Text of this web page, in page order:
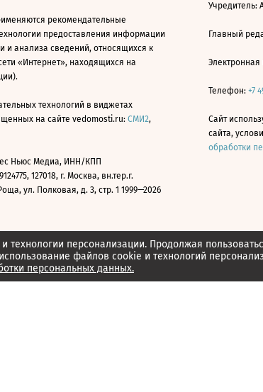
персонализации. Продолжая
файлов cookie и технологий
персональных данных.
рекомендательные
предоставления информации
и анализа сведений, относящихся к
«Интернет», находящихся на
технологий в виджетах
на сайте vedomosti.ru: СМИ2,
Ньюс Медиа, ИНН/КПП
127018, г. Москва, вн.тер.г.
ул. Полковая, д. 3, стр. 1 1999—2026
Учредитель:
Главный
Электронная
Телефон: +7
Сайт
сайта,
обработки